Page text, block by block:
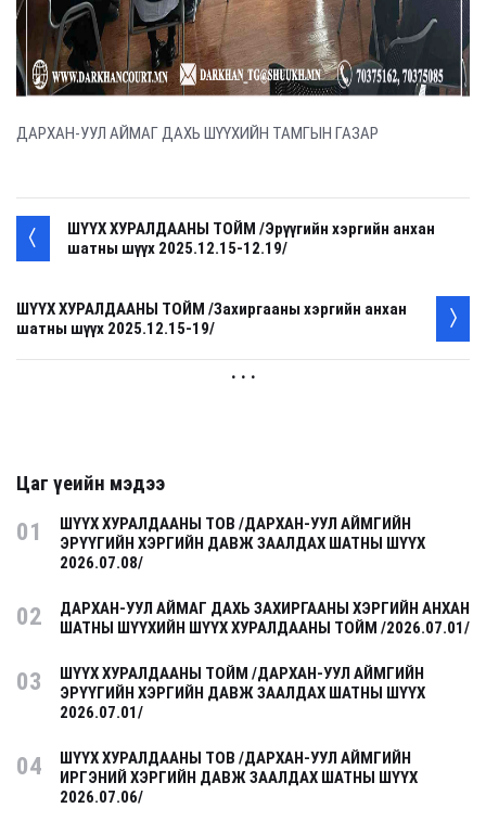
ДАРХАН-УУЛ АЙМАГ ДАХЬ ШҮҮХИЙН ТАМГЫН ГАЗАР
ШҮҮХ ХУРАЛДААНЫ ТОЙМ /Эрүүгийн хэргийн анхан
шатны шүүх 2025.12.15-12.19/
ШҮҮХ ХУРАЛДААНЫ ТОЙМ /Захиргааны хэргийн анхан
шатны шүүх 2025.12.15-19/
. . .
Цаг үеийн мэдээ
01
ШҮҮХ ХУРАЛДААНЫ ТОВ /ДАРХАН-УУЛ АЙМГИЙН
ЭРҮҮГИЙН ХЭРГИЙН ДАВЖ ЗААЛДАХ ШАТНЫ ШҮҮХ
2026.07.08/
02
ДАРХАН-УУЛ АЙМАГ ДАХЬ ЗАХИРГААНЫ ХЭРГИЙН АНХАН
ШАТНЫ ШҮҮХИЙН ШҮҮХ ХУРАЛДААНЫ ТОЙМ /2026.07.01/
03
ШҮҮХ ХУРАЛДААНЫ ТОЙМ /ДАРХАН-УУЛ АЙМГИЙН
ЭРҮҮГИЙН ХЭРГИЙН ДАВЖ ЗААЛДАХ ШАТНЫ ШҮҮХ
2026.07.01/
04
ШҮҮХ ХУРАЛДААНЫ ТОВ /ДАРХАН-УУЛ АЙМГИЙН
ИРГЭНИЙ ХЭРГИЙН ДАВЖ ЗААЛДАХ ШАТНЫ ШҮҮХ
2026.07.06/